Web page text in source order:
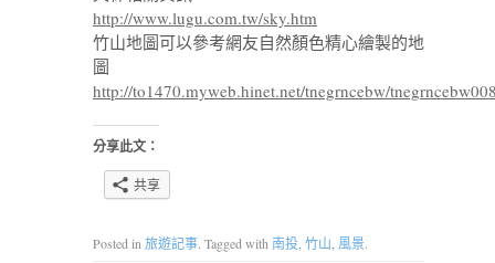
http://www.lugu.com.tw/sky.htm
竹山地圖可以參考網友自然顏色精心繪製的地
圖
http://to1470.myweb.hinet.net/tnegrncebw/
分享此文：
共享
Posted in旅遊記事. Tagged with南投, 竹山, 風景.